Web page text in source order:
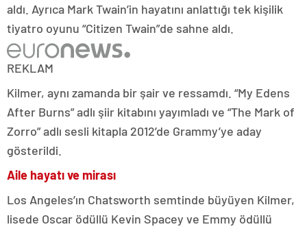
aldı. Ayrıca Mark Twain’in hayatını anlattığı tek kişilik
tiyatro oyunu “Citizen Twain”de sahne aldı.
REKLAM
Kilmer, aynı zamanda bir şair ve ressamdı. “My Edens
After Burns” adlı şiir kitabını yayımladı ve “The Mark of
Zorro” adlı sesli kitapla 2012’de Grammy’ye aday
gösterildi.
Aile hayatı ve mirası
Los Angeles’ın Chatsworth semtinde büyüyen Kilmer,
lisede Oscar ödüllü Kevin Spacey ve Emmy ödüllü